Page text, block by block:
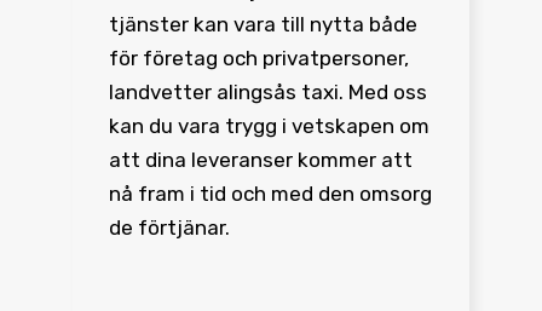
tjänster kan vara till nytta både
för företag och privatpersoner,
landvetter alingsås taxi. Med oss
kan du vara trygg i vetskapen om
att dina leveranser kommer att
nå fram i tid och med den omsorg
de förtjänar.